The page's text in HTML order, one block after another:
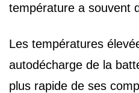
température a souvent
Les températures
autodécharge de la
plus rapide de ses